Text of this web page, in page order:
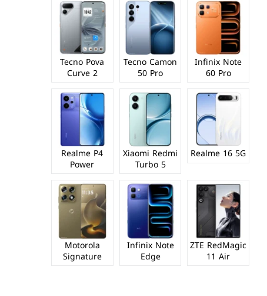
Infinix Note
60 Pro
Tecno Camon
50 Pro
Tecno Pova
Curve 2
Realme 16 5G
Xiaomi Redmi
Turbo 5
Realme P4
Power
ZTE RedMagic
11 Air
Infinix Note
Edge
Motorola
Signature